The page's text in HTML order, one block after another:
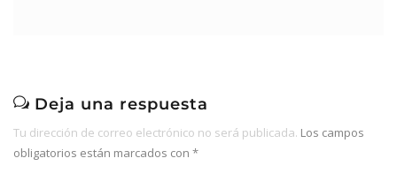
Deja una respuesta
Tu dirección de correo electrónico no será publicada. Los campos
obligatorios están marcados con *